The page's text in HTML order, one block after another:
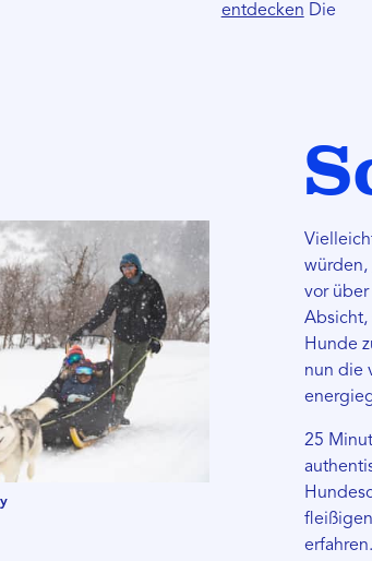
entdecken Die
würden,
vor über
Absicht,
Hunde
nun die
25